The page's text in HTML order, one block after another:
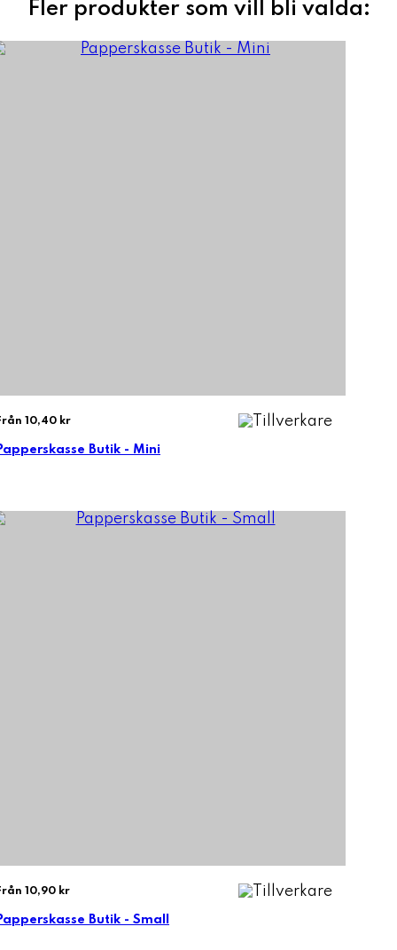
Fler produkter som vill bli valda:
10,40 kr
Butik - Mini
10,90 kr
Butik - Small